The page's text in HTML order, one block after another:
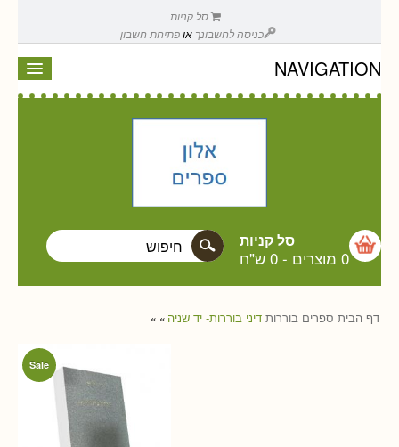
סל קניות
כניסה לחשבונך אופתיחת חשבון
NAVIGATION
סל קניות
0 מוצרים - 0 ש"ח
דף הבית » ספרים בוררות » דיני בוררות- יד שניה
Sale